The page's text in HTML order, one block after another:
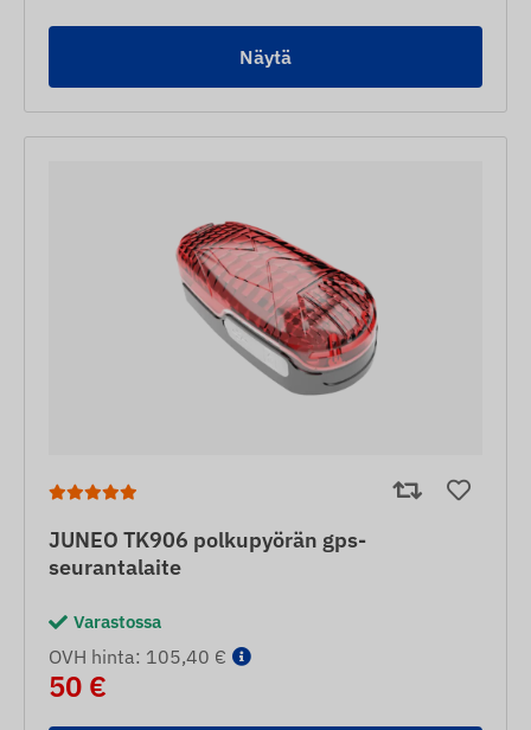
Näytä
JUNEO TK906 polkupyörän gps-
seurantalaite
Varastossa
OVH hinta: 105,40 €
50 €